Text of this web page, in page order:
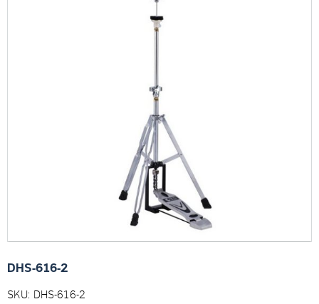
DHS-616-2
SKU: DHS-616-2